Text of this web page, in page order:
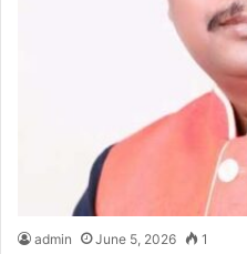
admin June 5, 2026 1